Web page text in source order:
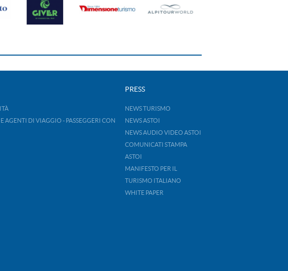
AGENTI DI VIAGGIO - PASSEGGERI CON
PRESS
NEWS TURISMO
NEWS ASTOI
NEWS AUDIO VIDEO ASTOI
COMUNICATI STAMPA
ASTOI
MANIFESTO PER IL
TURISMO ITALIANO
WHITE PAPER